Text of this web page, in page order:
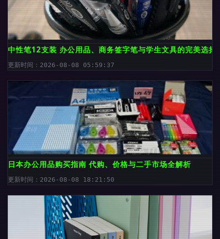
中性笔12支装 办公用品、商务签字笔与学生文具的完美选
更新时间：2026-08-08 05:59:37
日本办公用品购买指南 代购、价格与二手市场全解析
更新时间：2026-08-08 18:21:50